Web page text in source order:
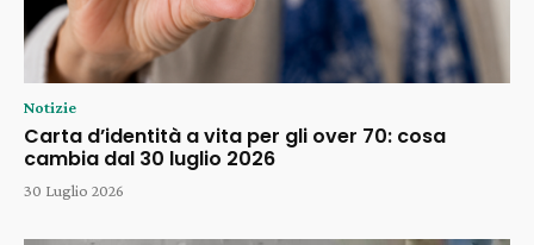
Notizie
Carta d’identità a vita per gli over 70: cosa
cambia dal 30 luglio 2026
30 Luglio 2026